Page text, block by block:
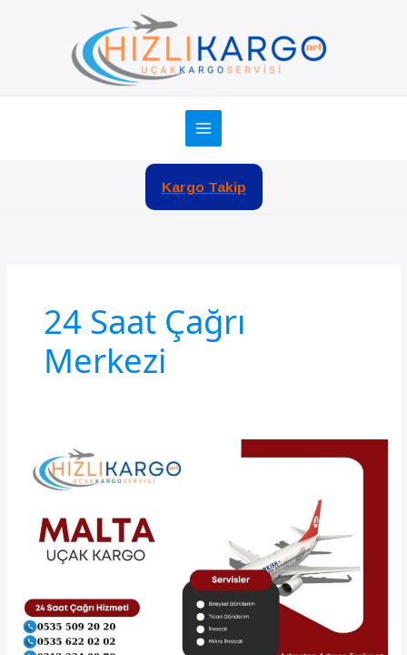
Kargo Takip
24 Saat Çağrı
Merkezi